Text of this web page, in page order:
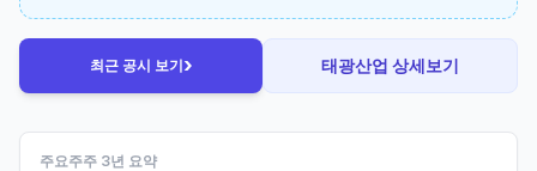
최근 공시 보기› 태광산업 상세보기
주요주주 3년 요약